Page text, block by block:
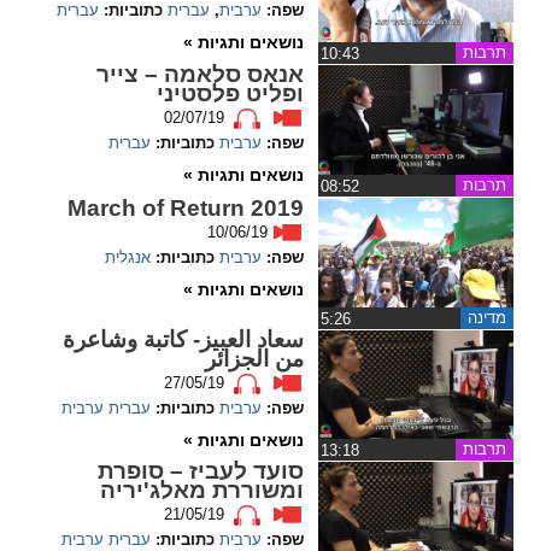
brightness_high
ניגודיות בהירה
קישורים
format_underlined
קו תחתי לקישורים
font_download
cached
כל
ההגדרות
flag
משוב
תרבות
שפה: ערבית, עברית כתוביות: עברית
נושאים ותגיות »
תרבות
אנאס סלאמה – צייר
ופליט פלסטיני
02/07/19
שפה: ערבית כתוביות: עברית
נושאים ותגיות »
מדינה
March of Return 2019
10/06/19
שפה: ערבית כתוביות: אנגלית
נושאים ותגיות »
תרבות
سعاد العبيز- كاتبة وشاعرة
من الجزائر
27/05/19
שפה: ערבית כתוביות: עברית ערבית
נושאים ותגיות »
סועד לעביז – סופרת
ומשוררת מאלג'יריה
21/05/19
שפה: ערבית כתוביות: עברית ערבית